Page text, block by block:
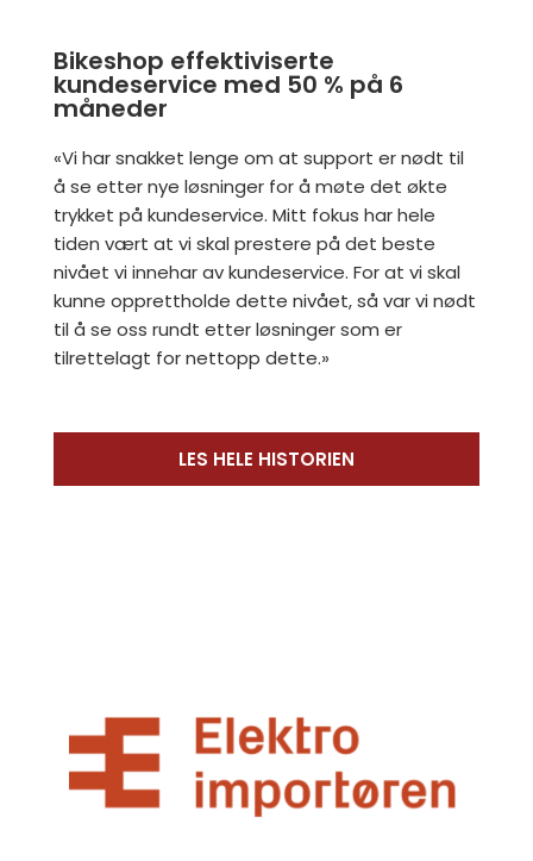
Bikeshop effektiviserte
kundeservice med 50 % på 6
måneder
«Vi har snakket lenge om at support er nødt til
å se etter nye løsninger for å møte det økte
trykket på kundeservice. Mitt fokus har hele
tiden vært at vi skal prestere på det beste
nivået vi innehar av kundeservice. For at vi skal
kunne opprettholde dette nivået, så var vi nødt
til å se oss rundt etter løsninger som er
tilrettelagt for nettopp dette.»
LES HELE HISTORIEN